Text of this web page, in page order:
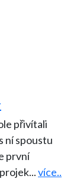
přivítali
ní spoustu
první
...více..